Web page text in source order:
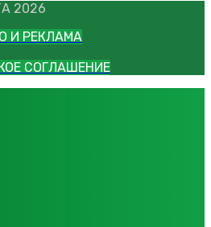
2026
И РЕКЛАМА
СОГЛАШЕНИЕ